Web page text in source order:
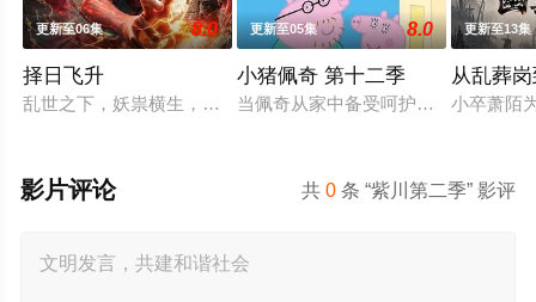
更新至06集 8.0
择日飞升
乱世之下，妖祟横生，奸佞当道。又值幽界入侵，人、幽两界
更新至05集 8.0
小猪佩奇 第十二季
当佩奇从家中备受呵护的"小妹妹"一
更新至13集
从乱葬
小卒萧陌
共0 条 “紫川第二季” 影评
影片评论